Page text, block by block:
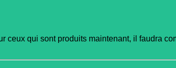
qui sont produits maintenant, il faudra